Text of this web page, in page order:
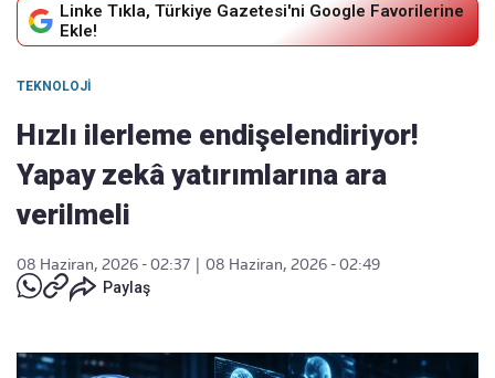
Linke Tıkla, Türkiye Gazetesi'ni Google Favorilerine
Ekle!
TEKNOLOJI
Hızlı ilerleme endişelendiriyor!
Yapay zekâ yatırımlarına ara
verilmeli
08 Haziran, 2026 - 02:37
08 Haziran, 2026 - 02:49
Paylaş